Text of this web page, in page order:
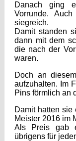
Danach ging
Vorrunde.
siegreich.
Damit standen
dann mit dem
die nach der
waren.
Doch an
aufzuhalten. Im
Pins förmlich an
Damit hatten sie
Meister 2016 im
Als Preis gab
übrigens für